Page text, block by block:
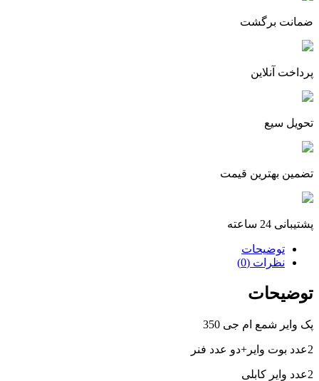
ضمانت برگشت
پرداخت آنلاین
تحویل سیع
تضمین بهترین قیمت
پشتیبانی 24 ساعته
توضیحات
نظرات (0)
توضیحات
پک وایر شمع ام جی 350
2عدد بوت وایر+دو عدد فنر
2عدد وایر کابلی